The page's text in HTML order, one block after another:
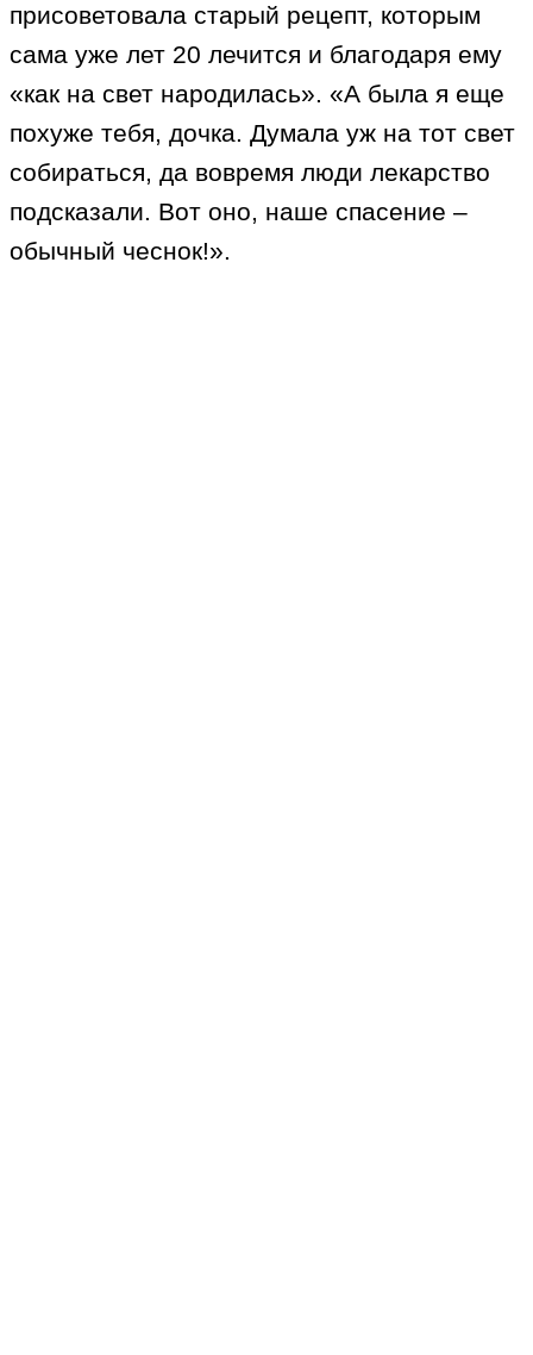
присоветовала старый рецепт, которым
сама уже лет 20 лечится и благодаря ему
«как на свет народилась». «А была я еще
похуже тебя, дочка. Думала уж на тот свет
собираться, да вовремя люди лекарство
подсказали. Вот оно, наше спасение –
обычный чеснок!».